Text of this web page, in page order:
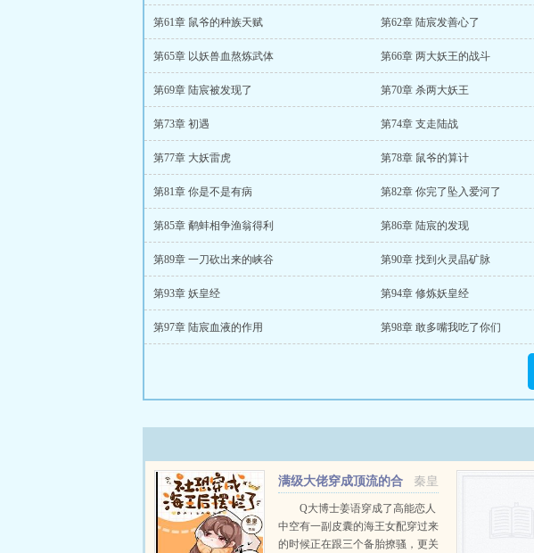
第61章 鼠爷的种族天赋 第62章 陆宸发善心了
第65章 以妖兽血熬炼武体 第66章 两大妖王的战斗
第69章 陆宸被发现了 第70章 杀两大妖王
第73章 初遇 第74章 支走陆战
第77章 大妖雷虎 第78章 鼠爷的算计
第81章 你是不是有病 第82章 你完了坠入爱河了
第85章 鹬蚌相争渔翁得利 第86章 陆宸的发现
第89章 一刀砍出来的峡谷 第90章 找到火灵晶矿脉
第93章 妖皇经 第94章 修炼妖皇经
第97章 陆宸血液的作用 第98章 敢多嘴我吃了你们
秦皇
满级大佬穿成顶流的合
约妻Q大博士姜语穿成了高能恋人
中空有一副皮囊的海王女配穿过来
的时候正在跟三个备胎撩骚，更关